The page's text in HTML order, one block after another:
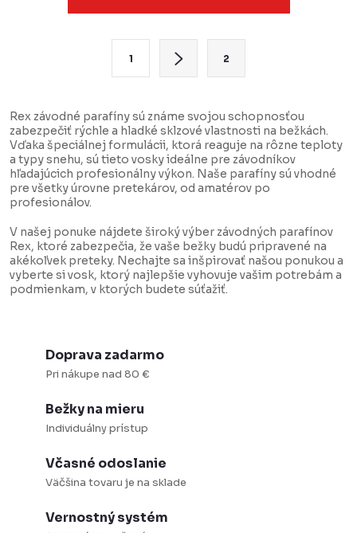
c
i
e
p
r
v
k
y
v
á
n
k
o
v
a
n
i
e
1 2
Rex závodné parafíny sú známe svojou schopnosťou
zabezpečiť rýchle a hladké sklzové vlastnosti na bežkách.
Vďaka špeciálnej formulácii, ktorá reaguje na rôzne teploty
a typy snehu, sú tieto vosky ideálne pre závodníkov
hľadajúcich profesionálny výkon. Naše parafíny sú vhodné
pre všetky úrovne pretekárov, od amatérov po
profesionálov.
V našej ponuke nájdete široký výber závodných parafínov
Rex, ktoré zabezpečia, že vaše bežky budú pripravené na
akékoľvek preteky. Nechajte sa inšpirovať našou ponukou a
vyberte si vosk, ktorý najlepšie vyhovuje vašim potrebám a
podmienkam, v ktorých budete súťažiť.
Doprava zadarmo
Pri nákupe nad 80 €
Bežky na mieru
Individuálny prístup
Včasné odoslanie
Väčšina tovaru je na sklade
Vernostný systém